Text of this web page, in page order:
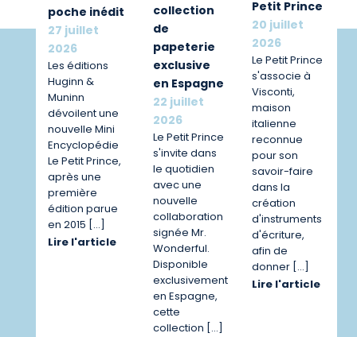
poche inédit
27 juillet
2026
Les éditions
Huginn &
Muninn
dévoilent une
nouvelle Mini
Encyclopédie
Le Petit Prince,
après une
première
édition parue
en 2015 […]
Lire l'article
collection
de
papeterie
exclusive
en Espagne
22 juillet
2026
Le Petit Prince
s'invite dans
le quotidien
avec une
nouvelle
collaboration
signée Mr.
Wonderful.
Disponible
exclusivement
en Espagne,
cette
collection […]
Petit Prince
20 juillet
2026
Le Petit Prince
s'associe à
Visconti,
maison
italienne
reconnue
pour son
savoir-faire
dans la
création
d'instruments
d'écriture,
afin de
donner […]
Lire l'article